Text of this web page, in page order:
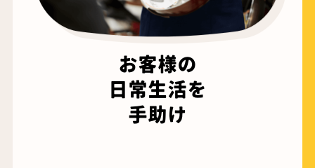
お客様の
日常生活を
手助け